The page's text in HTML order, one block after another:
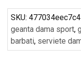
SKU: 477034eec7c4
geanta dama sport,
barbati, serviete